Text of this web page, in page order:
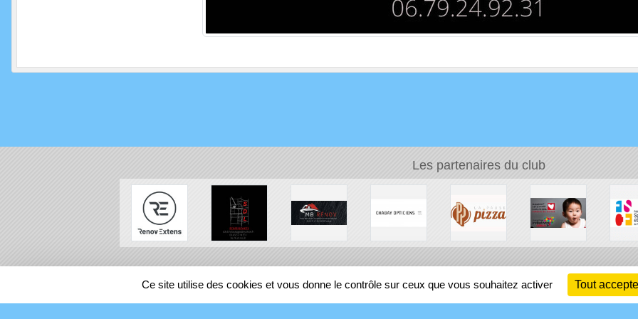
Les partenaires du club
REGIONS
Ce site utilise des cookies et vous donne le contrôle sur ceux que vous souhaitez activer Tout